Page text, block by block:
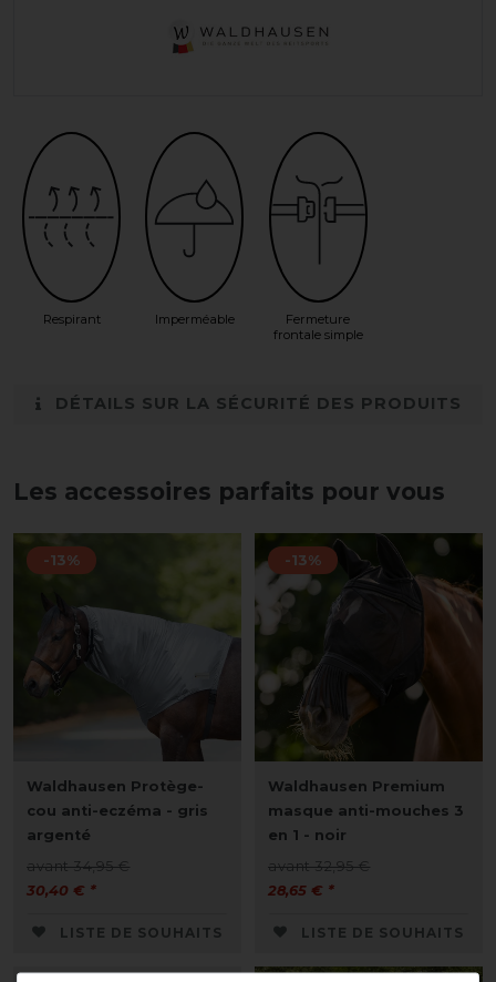
Respirant Imperméable
Fermeture
frontale simple
DÉTAILS SUR LA SÉCURITÉ DES PRODUITS
Les accessoires parfaits pour vous
-13%
Waldhausen Protège-
cou anti-eczéma - gris
argenté
avant 34,95 €
30,40 € *
LISTE DE SOUHAITS
-13%
Waldhausen Premium
masque anti-mouches 3
en 1 - noir
avant 32,95 €
28,65 € *
LISTE DE SOUHAITS